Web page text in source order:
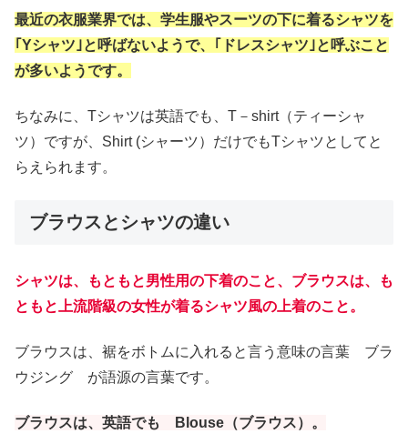
最近の衣服業界では、学生服やスーツの下に着るシャツを
｢Yシャツ｣と呼ばないようで、｢ドレスシャツ｣と呼ぶこと
が多いようです。
ちなみに、Tシャツは英語でも、T－shirt（ティーシャ
ツ）ですが、Shirt (シャーツ）だけでもTシャツとしてと
らえられます。
ブラウスとシャツの違い
シャツは、もともと男性用の下着のこと、ブラウスは、も
ともと上流階級の女性が着るシャツ風の上着のこと。
ブラウスは、裾をボトムに入れると言う意味の言葉 ブラ
ウジング が語源の言葉です。
ブラウスは、英語でも Blouse（ブラウス）。